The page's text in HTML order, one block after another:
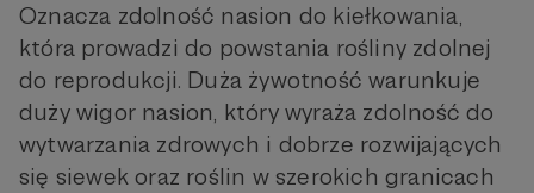
Oznacza zdolność nasion do kiełkowania,
która prowadzi do powstania rośliny zdolnej
do reprodukcji. Duża żywotność warunkuje
duży wigor nasion, który wyraża zdolność do
wytwarzania zdrowych i dobrze rozwijających
się siewek oraz roślin w szerokich granicach